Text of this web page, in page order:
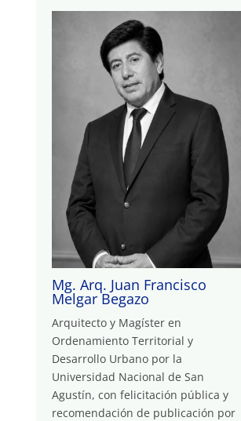
Mg. Arq. Juan Francisco
Melgar Begazo
Arquitecto y Magíster en
Ordenamiento Territorial y
Desarrollo Urbano por la
Universidad Nacional de San
Agustín, con felicitación pública y
recomendación de publicación por